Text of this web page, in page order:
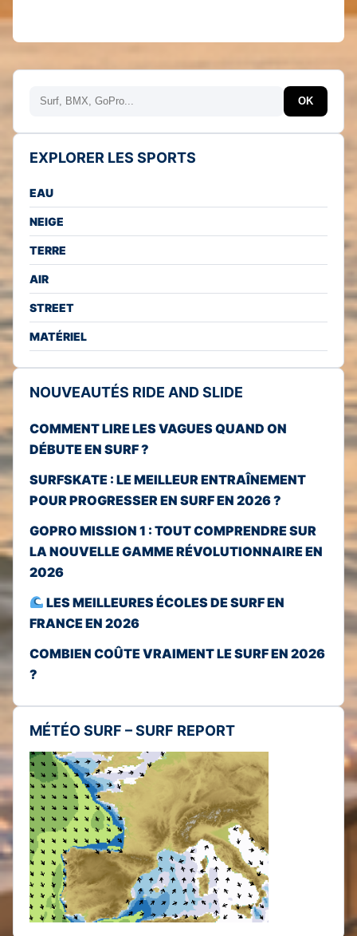
Rechercher OK
EXPLORER LES SPORTS
EAU
NEIGE
TERRE
AIR
STREET
MATÉRIEL
NOUVEAUTÉS RIDE AND SLIDE
COMMENT LIRE LES VAGUES QUAND ON
DÉBUTE EN SURF ?
SURFSKATE : LE MEILLEUR ENTRAÎNEMENT
POUR PROGRESSER EN SURF EN 2026 ?
GOPRO MISSION 1 : TOUT COMPRENDRE SUR
LA NOUVELLE GAMME RÉVOLUTIONNAIRE EN
2026
LES MEILLEURES ÉCOLES DE SURF EN
FRANCE EN 2026
COMBIEN COÛTE VRAIMENT LE SURF EN 2026
?
MÉTÉO SURF – SURF REPORT